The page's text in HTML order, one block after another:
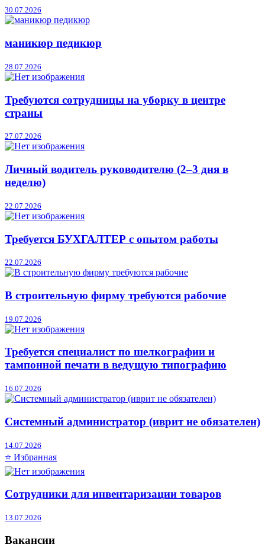
30.07.2026
маникюр педикюр
28.07.2026
Требуются сотрудницы на уборку в центре
страны
27.07.2026
Личный водитель руководителю (2–3 дня в
неделю)
22.07.2026
Требуется БУХГАЛТЕР с опытом работы
22.07.2026
В строительную фирму требуются рабочие
19.07.2026
Требуется специалист по шелкографии и
тампонной печати в ведущую типографию
16.07.2026
Системный администратор (иврит не обязателен)
14.07.2026
⭐ Избранная
Сотрудники для инвентаризации товаров
13.07.2026
Вакансии